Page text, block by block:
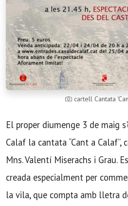
cartell Cantata
El proper diumenge 3 de maig
Calaf la cantata “Cant a Calaf”,
Mns. Valentí Miserachs i Grau.
creada especialment per
la vila, que compta amb lletra